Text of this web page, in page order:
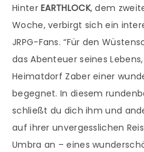
HinterEARTHLOCK, dem
Woche, verbirgt sich ein
JRPG-Fans. “Für den
das Abenteuer seines
Heimatdorf Zaber einer
begegnet. In diesem
schließt du dich ihm und
auf ihrer unvergesslichen
Umbra an – eines